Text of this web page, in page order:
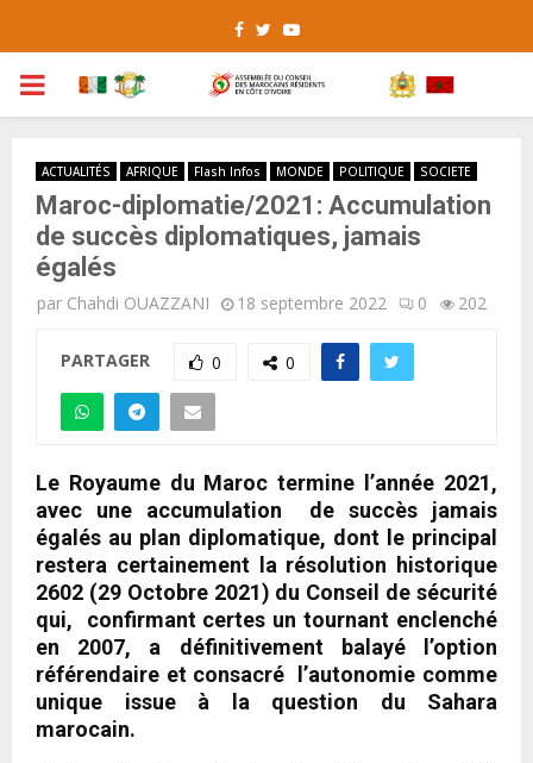
Facebook
TwitterYoutube
PRIMARY
ACTUALITÉS AFRIQUE Flash Infos MONDE POLITIQUE SOCIETE
Maroc-diplomatie/2021: Accumulation
de succès diplomatiques, jamais
égalés
par Chahdi OUAZZANI 18 septembre 2022 0 202
PARTAGER 0 0
Le Royaume du Maroc termine l’année 2021,
avec une accumulation de succès jamais
égalés au plan diplomatique, dont le principal
restera certainement la résolution historique
2602 (29 Octobre 2021) du Conseil de sécurité
qui, confirmant certes un tournant enclenché
en 2007, a définitivement balayé l’option
référendaire et consacré l’autonomie comme
unique issue à la question du Sahara
marocain.